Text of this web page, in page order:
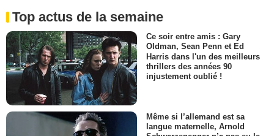
Top actus de la semaine
Ce soir entre amis : Gary
Oldman, Sean Penn et Ed
Harris dans l'un des meilleurs
thrillers des années 90
injustement oublié !
Même si l’allemand est sa
langue maternelle, Arnold